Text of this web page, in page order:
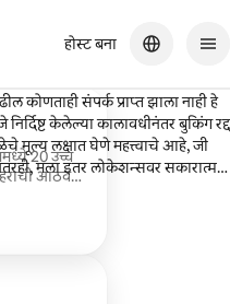
होस्ट बना
20 उच्च
आठवण
कोणताही संपर्क प्राप्त झाला नाही हे
केलेल्या कालावधीनंतर बुकिंग रद्द
मूल्य लक्षात घेणे महत्त्वाचे आहे, जी
मला इतर लोकेशन्सवर सकारात्मक
जोरदार सल्ला देतो, कारण मला
दिला नाही किंवा Airbnb ने